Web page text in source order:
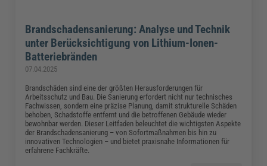
Brandschadensanierung: Analyse und Technik
unter Berücksichtigung von Lithium-Ionen-
Batteriebränden
07.04.2025
Brandschäden sind eine der größten Herausforderungen für
Arbeitsschutz und Bau. Die Sanierung erfordert nicht nur technisches
Fachwissen, sondern eine präzise Planung, damit strukturelle Schäden
behoben, Schadstoffe entfernt und die betroffenen Gebäude wieder
bewohnbar werden. Dieser Leitfaden beleuchtet die wichtigsten Aspekte
der Brandschadensanierung – von Sofortmaßnahmen bis hin zu
innovativen Technologien – und bietet praxisnahe Informationen für
erfahrene Fachkräfte.